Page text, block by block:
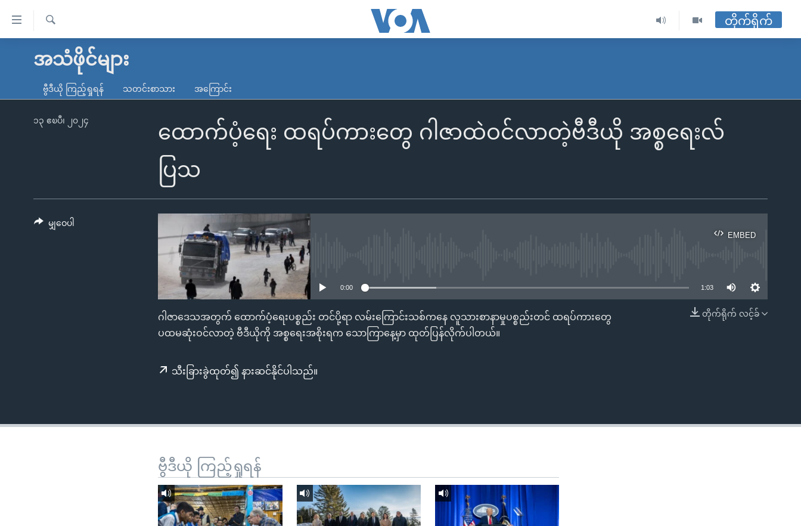
လွယ်ကူ
သည့်
မူလစာမျက်နှာ
ကမ္ဘာ့သတင်းများ
နိုင်ငံတကာ
မကြေးမုံရဲ့ အင်္ဂလိပ်စာ
ရေဒီယို
ရေဒီယိုနှင့်ရုပ်သံ အချက်အလက်များ
ရ
တိုက်ရိုက်
အသံဖိုင်များ
ဗွီဒီယို ကြည့်ရှုရန် သတင်းစာသား အကြောင်း
ထောက်ပံ့ရေး ထရပ်ကားတွေ ဂါဇာထဲဝင်လာတဲ့ဗီဒီယို အစ္စရေးလ်
ပြသ
၁၃ ဧၿပီ၊ ၂၀၂၄
EMBED
EMBED
0:00 1:03
တိုက်ရိုက် လင့်ခ်
ဂါဇာဒေသအတွက် ထောက်ပံ့ရေးပစ္စည်း တင်ပို့ရာ လမ်းကြောင်းသစ်ကနေ လူသားစာနာမှုပစ္စည်းတင် ထရပ်ကားတွေ
ပထမဆုံးဝင်လာတဲ့ ဗီဒီယိုကို အစ္စရေးအစိုးရက သောကြာနေ့မှာ ထုတ်ပြန်လိုက်ပါတယ်။
သီးခြားခွဲထုတ်၍ နားဆင်နိုင်ပါသည်။
မျှဝေပါ
ဗွီဒီယို ကြည့်ရှုရန်